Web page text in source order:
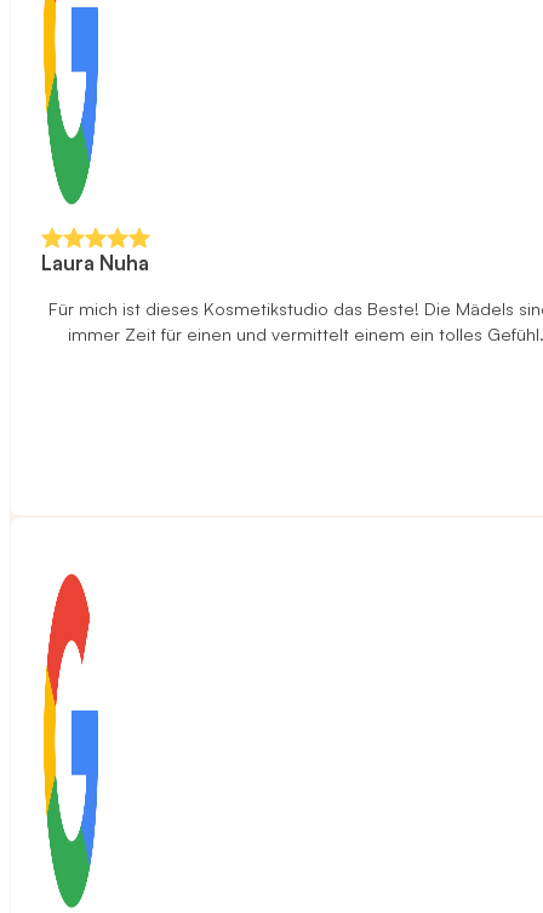
Laura Nuha
Für mich ist dieses Kosmetikstudio das Beste! Die Mädels
immer Zeit für einen und vermittelt einem ein tolles